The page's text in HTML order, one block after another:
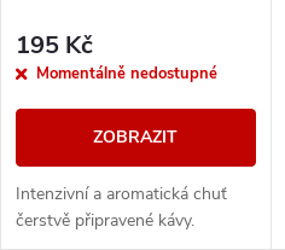
195 Kč
Momentálně nedostupné
ZOBRAZIT
Intenzivní a aromatická chuť
čerstvě připravené kávy.